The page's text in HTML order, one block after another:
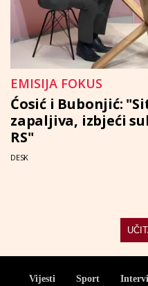
EMISIJA FOKUS
Ćosić i Bubonjić:
zapaljiva, izbjeći
RS"
DESK
Vijesti Sport